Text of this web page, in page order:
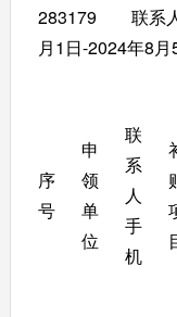
283179        联
月1日-2024年8月
序
号
申
领
单
位
联
系
人
手
机